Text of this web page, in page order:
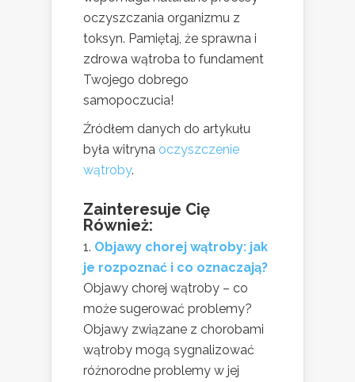
oczyszczania organizmu z
toksyn. Pamiętaj, że sprawna i
zdrowa wątroba to fundament
Twojego dobrego
samopoczucia!
Źródłem danych do artykułu
była witryna oczyszczenie
wątroby.
Zainteresuje Cię
Również:
Objawy chorej wątroby: jak
je rozpoznać i co oznaczają?
Objawy chorej wątroby – co
może sugerować problemy?
Objawy związane z chorobami
wątroby mogą sygnalizować
różnorodne problemy w jej